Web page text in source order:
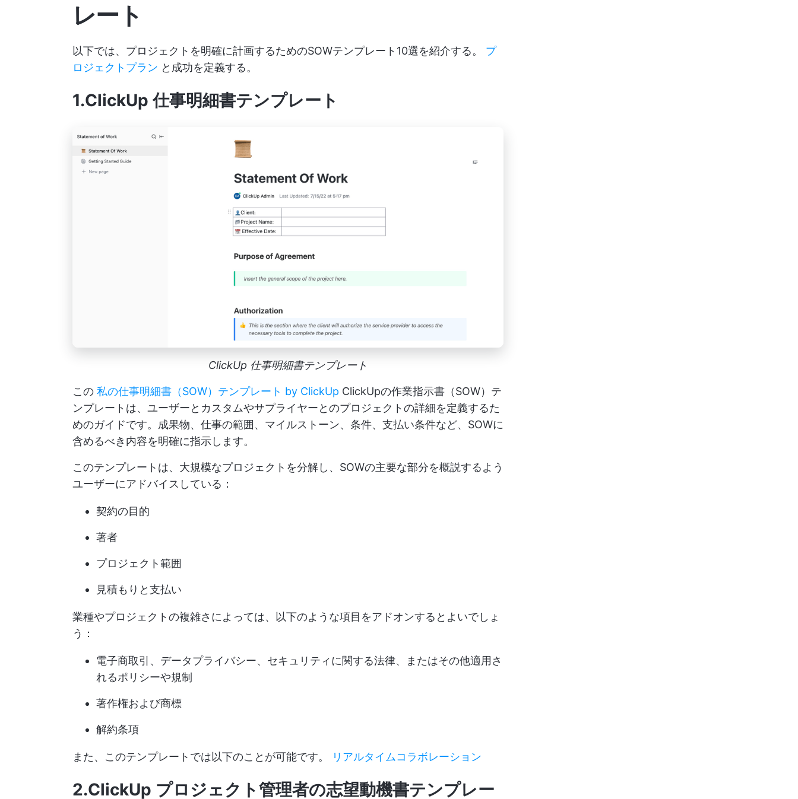
レート
以下では、プロジェクトを明確に計画するためのSOWテンプレート10選を紹介する。 プ
ロジェクトプラン と成功を定義する。
1.ClickUp 仕事明細書テンプレート
ClickUp 仕事明細書テンプレート
この 私の仕事明細書（SOW）テンプレート by ClickUp ClickUpの作業指示書（SOW）テ
ンプレートは、ユーザーとカスタムやサプライヤーとのプロジェクトの詳細を定義するた
めのガイドです。成果物、仕事の範囲、マイルストーン、条件、支払い条件など、SOWに
含めるべき内容を明確に指示します。
このテンプレートは、大規模なプロジェクトを分解し、SOWの主要な部分を概説するよう
ユーザーにアドバイスしている：
契約の目的
著者
プロジェクト範囲
見積もりと支払い
業種やプロジェクトの複雑さによっては、以下のような項目をアドオンするとよいでしょ
う：
電子商取引、データプライバシー、セキュリティに関する法律、またはその他適用さ
れるポリシーや規制
著作権および商標
解約条項
また、このテンプレートでは以下のことが可能です。 リアルタイムコラボレーション
2.ClickUp プロジェクト管理者の志望動機書テンプレー